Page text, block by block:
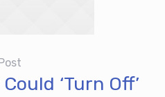
‘Turn Off’